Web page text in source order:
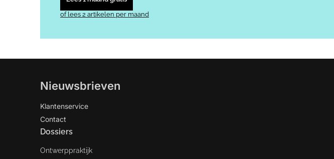
of lees 2 artikelen per maand
Nieuwsbrieven
Klantenservice
Contact
Dossiers
Ontwerppraktijk